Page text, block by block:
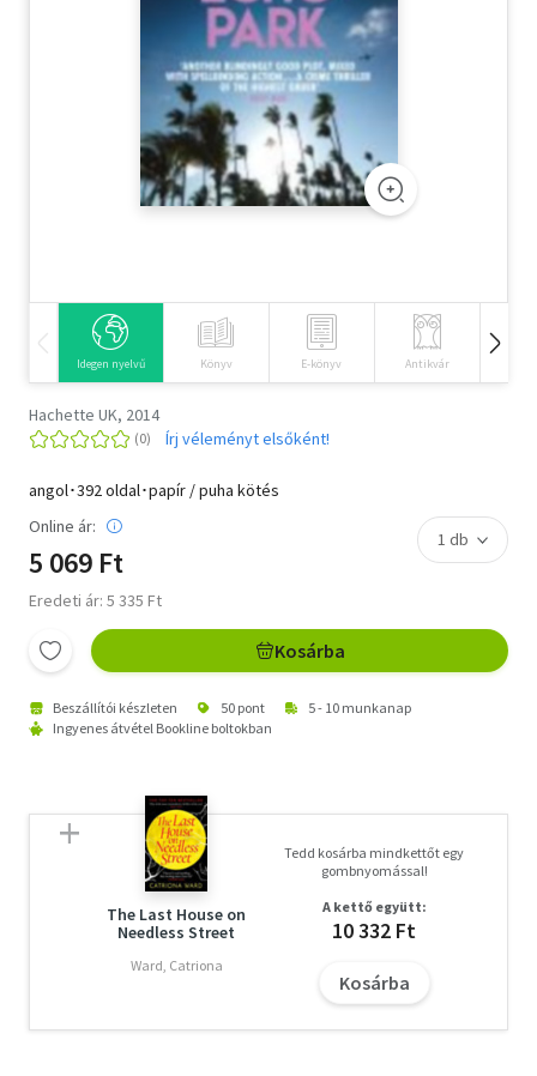
Tankönyv, segédkönyv
Társadalomtudomány
Természettudomány
Vallás
Idegen nyelvű Könyv E-könyv Antikvár
Hachette UK, 2014
Írj véleményt elsőként!
angol･392 oldal･papír / puha kötés
Online ár:
5 069 Ft
Eredeti ár: 5 335 Ft
Kosárba
Beszállítói készleten 50 pont
5 - 10 munkanap
Ingyenes átvétel Bookline boltokban
The Last House on
Needless Street
Ward, Catriona
Tedd kosárba mindkettőt egy
gombnyomással!
A kettő együtt:
10 332 Ft
Kosárba